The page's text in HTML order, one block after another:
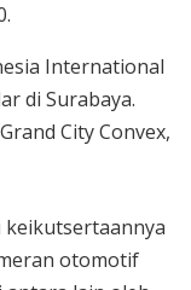
International
di Surabaya.
City Convex,
keikutsertaannya
otomotif